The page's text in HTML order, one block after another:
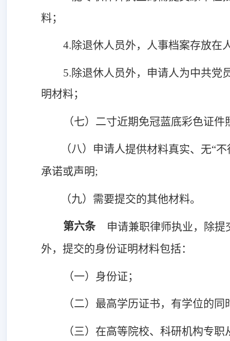
料；
4.除退休人员外，人事档案存放在
5.除退休人员外，申请人为中共党
明材料；
（七）二寸近期免冠蓝底彩色证件
（八） 申请人提供材料真实、无“
承诺或声明;
（九）需要提交的其他材料。
第六条
申请兼职律师执业，除
外，提交的身份证明材料包括：
（一）身份证；
（二）最高学历证书，有学位的
（三）在高等院校、科研机构专